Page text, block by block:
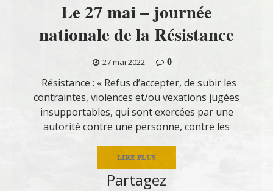
Le 27 mai – journée
nationale de la Résistance
27 mai 2022
0
Résistance : « Refus d’accepter, de subir les
contraintes, violences et/ou vexations jugées
insupportables, qui sont exercées par une
autorité contre une personne, contre les
LIRE PLUS
Partagez